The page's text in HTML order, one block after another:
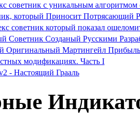
советник с уникальным
который Приносит Потрясающий
советник который показал
Советник Созданый Русскими
Оригинальный Мартингейл
модификациях. Часть I
- Настоящий Грааль